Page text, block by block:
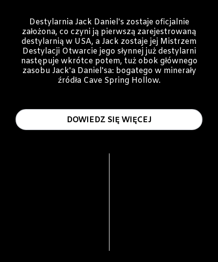
Destylarnia Jack Daniel's zostaje oficjalnie
założona, co czyni ją pierwszą zarejestrowaną
destylarnią w USA, a Jack zostaje jej Mistrzem
Destylacji Otwarcie jego słynnej już destylarni
następuje wkrótce potem, tuż obok głównego
zasobu Jack'a Daniel'sa: bogatego w minerały
źródła Cave Spring Hollow.
DOWIEDZ SIĘ WIĘCEJ